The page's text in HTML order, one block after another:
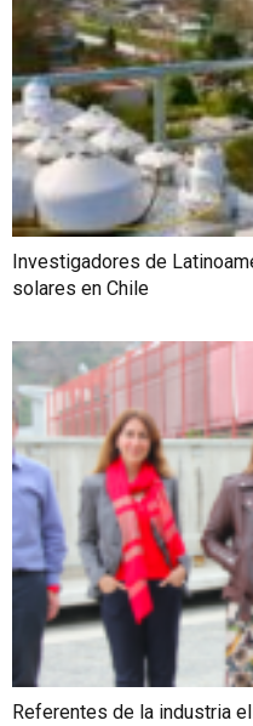
Investigadores de
solares en Chile
Referentes de la industria